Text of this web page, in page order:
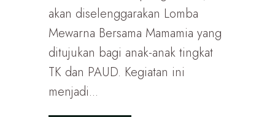
akan diselenggarakan Lomba
Mewarna Bersama Mamamia yang
ditujukan bagi anak-anak tingkat
TK dan PAUD. Kegiatan ini
menjadi...